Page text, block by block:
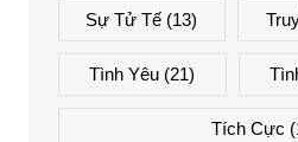
Sự Tử Tế (13)
Tình Yêu (21)
Tích Cực